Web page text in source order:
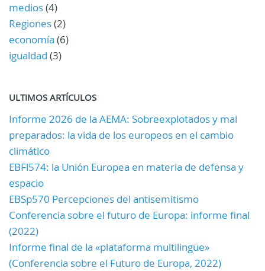
medios(4)
Regiones(2)
economía (6)
igualdad (3)
ULTIMOS ARTÍCULOS
Informe 2026 de la AEMA: Sobreexplotados y mal
preparados: la vida de los europeos en el cambio
climático
EBFl574: la Unión Europea en materia de defensa y
espacio
EBSp570 Percepciones del antisemitismo
Conferencia sobre el futuro de Europa: informe final
(2022)
Informe final de la «plataforma multilingüe»
(Conferencia sobre el Futuro de Europa, 2022)